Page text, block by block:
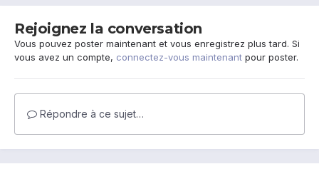
Rejoignez la conversation
Vous pouvez poster maintenant et vous enregistrez plus tard. Si
vous avez un compte, connectez-vous maintenant pour poster.
Répondre à ce sujet…